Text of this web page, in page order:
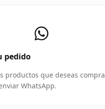
pedido
productos que deseas
WhatsApp.